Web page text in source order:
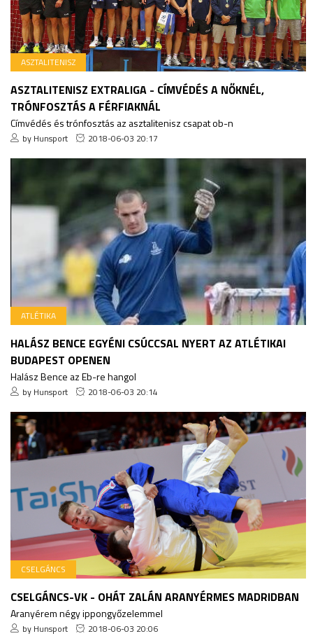
ASZTALITENISZ
ASZTALITENISZ EXTRALIGA - CÍMVÉDÉS A NŐKNÉL,
TRÓNFOSZTÁS A FÉRFIAKNÁL
Címvédés és trónfosztás az asztalitenisz csapat ob-n
by Hunsport 2018-06-03 20:17
ATLÉTIKA
HALÁSZ BENCE EGYÉNI CSÚCCSAL NYERT AZ ATLÉTIKAI
BUDAPEST OPENEN
Halász Bence az Eb-re hangol
by Hunsport 2018-06-03 20:14
CSELGÁNCS
CSELGÁNCS-VK - OHÁT ZALÁN ARANYÉRMES MADRIDBAN
Aranyérem négy ippongyőzelemmel
by Hunsport 2018-06-03 20:06